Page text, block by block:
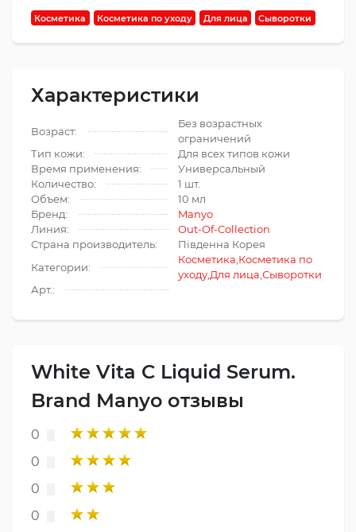
Косметика Косметика по уходу Для лица Сыворотки
Характеристики
Возраст:
Без возрастных
ограничений
Тип кожи:
Для всех типов кожи
Время применения:
Универсальный
Количество:
1 шт.
Объем:
10 мл
Бренд:
Manyo
Линия:
Out-Of-Collection
Страна производитель:
Південна Корея
Категории:
Косметика,Косметика по
уходу,Для лица,Сыворотки
Арт.:
White Vita C Liquid Serum.
Brand Manyo отзывы
0
0
0
0